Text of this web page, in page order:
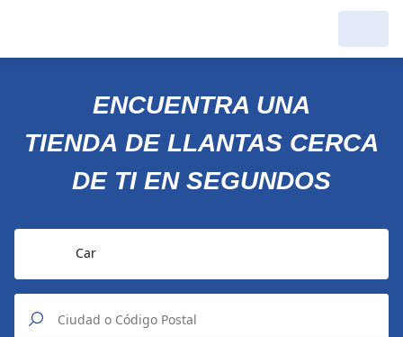
ENCUENTRA UNA
TIENDA DE LLANTAS CERCA
DE TI EN SEGUNDOS
Car